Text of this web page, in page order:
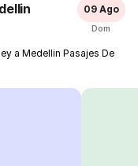
09 Ago
Dom
a Medellin Pasajes De